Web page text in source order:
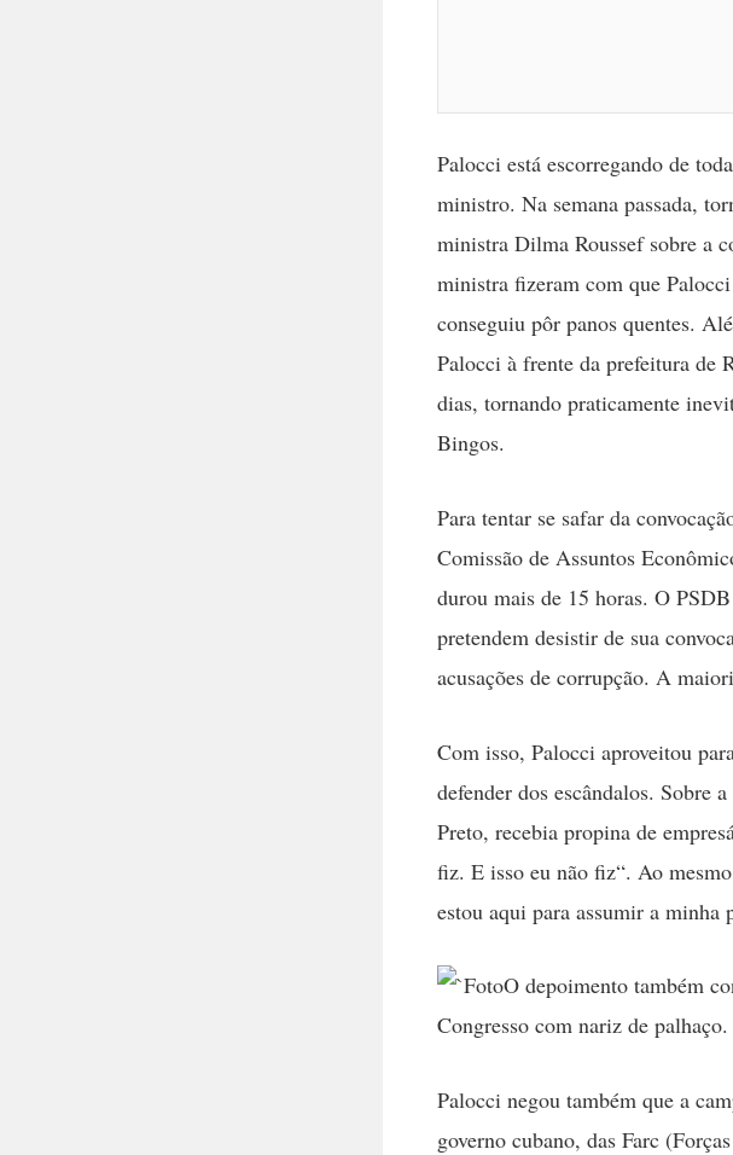
Palocci está escorregando de
ministro. Na semana passada,
ministra Dilma Roussef sobre a
ministra fizeram com que
conseguiu pôr panos quentes.
Palocci à frente da prefeitura de
dias, tornando praticamente
Bingos.
Para tentar se safar da
Comissão de Assuntos
durou mais de 15 horas. O
pretendem desistir de sua
acusações de corrupção. A
Com isso, Palocci aproveitou
defender dos escândalos. Sobre
Preto, recebia propina de
fiz. E isso eu não fiz“. Ao
estou aqui para assumir a minha
O depoimento também
Congresso com nariz de palhaço.
Palocci negou também que a
governo cubano, das Farc